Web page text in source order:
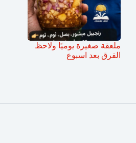
ملعقة صغيرة يوميًا ولاحظ
الفرق بعد اسبوع